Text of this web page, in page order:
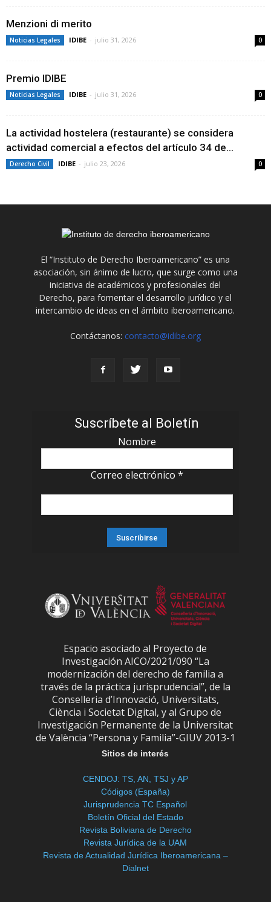
Menzioni di merito
Noticias Legales IDIBE - julio 31, 2026 0
Premio IDIBE
Noticias Legales IDIBE - julio 31, 2026 0
La actividad hostelera (restaurante) se considera
actividad comercial a efectos del artículo 34 de...
Derecho Civil IDIBE - julio 23, 2026 0
El “Instituto de Derecho Iberoamericano” es una
asociación, sin ánimo de lucro, que surge como una
iniciativa de académicos y profesionales del
Derecho, para fomentar el desarrollo jurídico y el
intercambio de ideas en el ámbito iberoamericano.
Contáctanos: contacto@idibe.org
Suscríbete al Boletín
Nombre
Correo electrónico *
Espacio asociado al Proyecto de
Investigación AICO/2021/090 “La
modernización del derecho de familia a
través de la práctica jurisprudencial”, de la
Conselleria d’Innovació, Universitats,
Ciència i Societat Digital, y al Grupo de
Investigación Permanente de la Universitat
de València “Persona y Familia”-GIUV 2013-1
Sitios de interés
CENDOJ: TS, AN, TSJ y AP
Códigos (España)
Jurisprudencia TC Español
Boletín Oficial del Estado
Revista Boliviana de Derecho
Revista Jurídica de la UAM
Revista de Actualidad Jurídica Iberoamericana –
Dialnet